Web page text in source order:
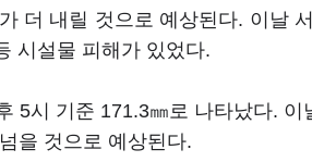
더 내릴 것으로 예상된다. 이날
시설물 피해가 있었다.
5시 기준 171.3㎜로 나타났다. 이
을 것으로 예상된다.